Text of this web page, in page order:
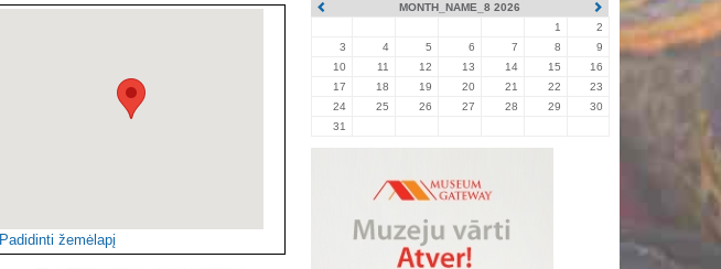
Padidinti žemėlapį
MONTH_NAME_8 2026
1
2
3
4 5 6 7 8
9
10
11 12 13 14 15
16
17
18 19 20 21 22
23
24
25 26 27 28 29
30
31